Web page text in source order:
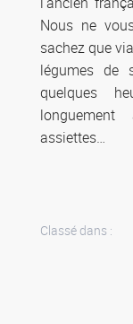
Nous ne
sachez que
légumes de
quelques
assiettes…
Classé dans :